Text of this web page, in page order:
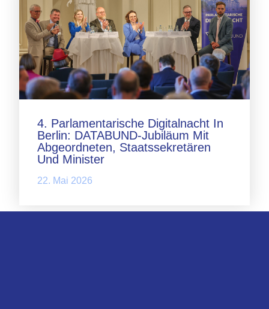
4. Parlamentarische Digitalnacht In
Berlin: DATABUND-Jubiläum Mit
Abgeordneten, Staatssekretären
Und Minister
22. Mai 2026